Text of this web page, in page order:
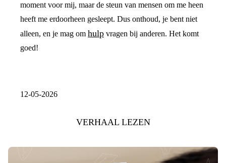
moment voor mij, maar de steun van mensen om me heen
heeft me erdoorheen gesleept. Dus onthoud, je bent niet
alleen, en je mag om hulp vragen bij anderen. Het komt
goed!
12-05-2026
VERHAAL LEZEN